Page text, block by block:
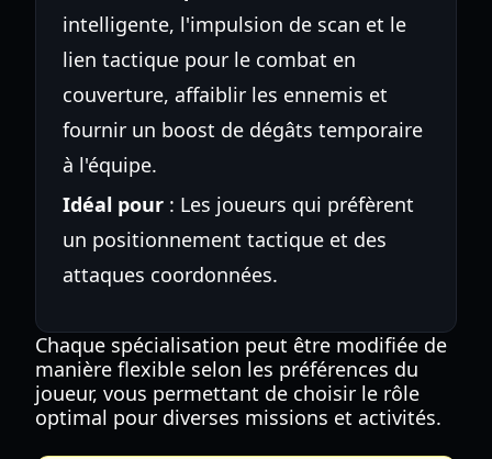
intelligente, l'impulsion de scan et le
lien tactique pour le combat en
couverture, affaiblir les ennemis et
fournir un boost de dégâts temporaire
à l'équipe.
Idéal pour : Les joueurs qui préfèrent
un positionnement tactique et des
attaques coordonnées.
Chaque spécialisation peut être modifiée de
manière flexible selon les préférences du
joueur, vous permettant de choisir le rôle
optimal pour diverses missions et activités.